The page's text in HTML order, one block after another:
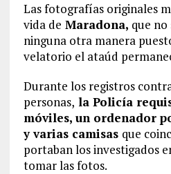
Las fotografías originales
vida de Maradona, que
ninguna otra manera
velatorio el ataúd
Durante los registros
personas, la Policía
móviles, un ordenador
y varias camisas que
portaban los investigados
tomar las fotos.